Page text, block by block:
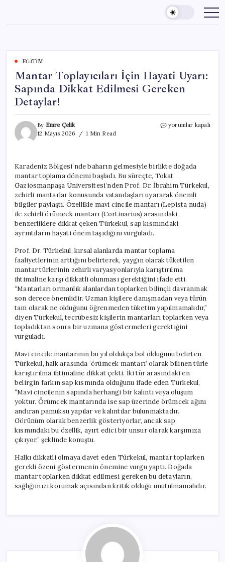
content
EĞITIM
Mantar Toplayıcıları İçin Hayati Uyarı:
Sapında Dikkat Edilmesi Gereken
Detaylar!
By Emre Çelik
12 Mayıs 2026
1 Min Read
Mantar
Sapında
Dikkat
Edilmesi
Gereken
Detaylar!
için
yorumlar kapalı
Karadeniz Bölgesi’nde baharın gelmesiyle birlikte doğada
mantar toplama dönemi başladı. Bu süreçte, Tokat
Gaziosmanpaşa Üniversitesi’nden Prof. Dr. İbrahim Türkekul,
zehirli mantarlar konusunda vatandaşları uyararak önemli
bilgiler paylaştı. Özellikle mavi cincile mantarı (Lepista nuda)
ile zehirli örümcek mantarı (Cortinarius) arasındaki
benzerliklere dikkat çeken Türkekul, sap kısmındaki
ayrıntıların hayati önem taşıdığını vurguladı.
Prof. Dr. Türkekul, kırsal alanlarda mantar toplama
faaliyetlerinin arttığını belirterek, yaygın olarak tüketilen
mantar türlerinin zehirli varyasyonlarıyla karıştırılma
ihtimaline karşı dikkatli olunması gerektiğini ifade etti.
“Mantarları ormanlık alanlardan toplarken bilinçli davranmak
son derece önemlidir. Uzman kişilere danışmadan veya türün
tam olarak ne olduğunu öğrenmeden tüketim yapılmamalıdır,”
diyen Türkekul, tecrübesiz kişilerin mantarları toplarken veya
topladıktan sonra bir uzmana göstermeleri gerektiğini
vurguladı.
Mavi cincile mantarının bu yıl oldukça bol olduğunu belirten
Türkekul, halk arasında ‘örümcek mantarı’ olarak bilinen türle
karıştırılma ihtimaline dikkat çekti. İki tür arasındaki en
belirgin farkın sap kısmında olduğunu ifade eden Türkekul,
“Mavi cincilenin sapında herhangi bir kalıntı veya oluşum
yoktur. Örümcek mantarında ise sap üzerinde örümcek ağını
andıran pamuksu yapılar ve kalıntılar bulunmaktadır.
Görünüm olarak benzerlik gösteriyorlar, ancak sap
kısmındaki bu özellik, ayırt edici bir unsur olarak karşımıza
çıkıyor,” şeklinde konuştu.
Halkı dikkatli olmaya davet eden Türkekul, mantar toplarken
gerekli özeni göstermenin önemine vurgu yaptı. Doğada
mantar toplarken dikkat edilmesi gereken bu detayların,
sağlığımızı korumak açısından kritik olduğu unutulmamalıdır.